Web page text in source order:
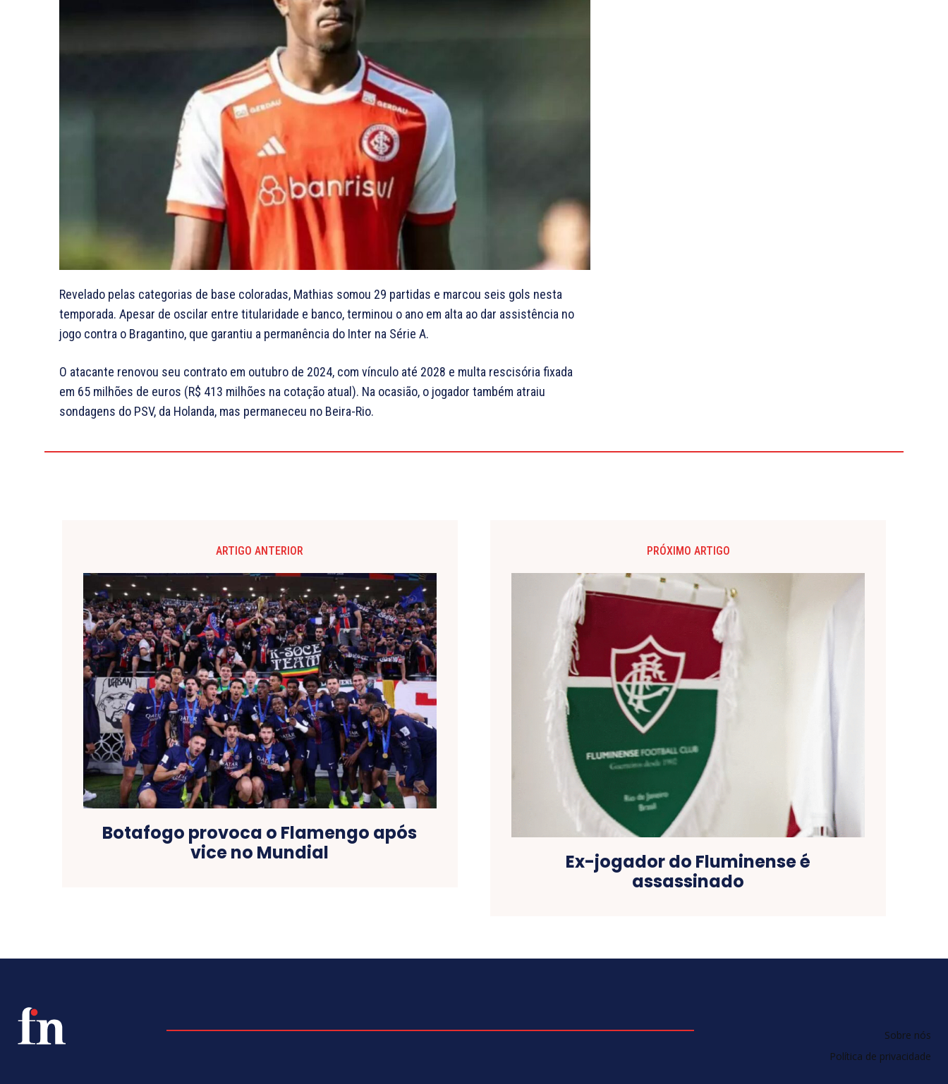
Revelado pelas categorias de base coloradas, Mathias somou 29 partidas e marcou seis gols nesta
temporada. Apesar de oscilar entre titularidade e banco, terminou o ano em alta ao dar assistência no
jogo contra o Bragantino, que garantiu a permanência do Inter na Série A.
O atacante renovou seu contrato em outubro de 2024, com vínculo até 2028 e multa rescisória fixada
em 65 milhões de euros (R$ 413 milhões na cotação atual). Na ocasião, o jogador também atraiu
sondagens do PSV, da Holanda, mas permaneceu no Beira-Rio.
ARTIGO ANTERIOR
Botafogo provoca o Flamengo após
vice no Mundial
PRÓXIMO ARTIGO
Ex-jogador do Fluminense é
assassinado
Sobre nós
Política de privacidade